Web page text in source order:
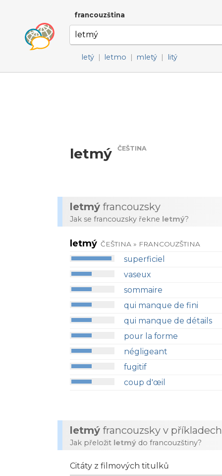
francouzština
letý | letmo | mletý | litý
letmý ČEŠTINA
letmý francouzsky
Jak se francouzsky řekne letmý?
letmý ČEŠTINA » FRANCOUZŠTINA
superficiel
vaseux
sommaire
qui manque de fini
qui manque de détails
pour la forme
négligeant
fugitif
coup d'œil
letmý francouzsky v příkladech
Jak přeložit letmý do francouzštiny?
Citáty z filmových titulků